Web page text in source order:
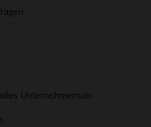
Unternehmertum